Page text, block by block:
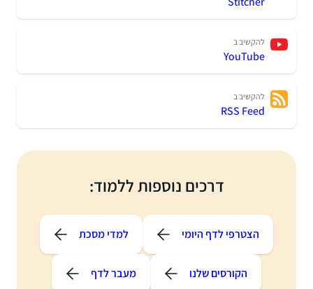
להקשיב ב
YouTube
להקשיב ב
RSS Feed
דרכים נוספות ללמוד:
הצטרפי לדף היומי למדי מסכת
הקורסים שלנו מעבר לדף